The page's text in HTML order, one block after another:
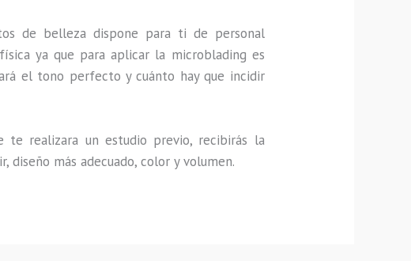
de belleza dispone para ti de personal
ya que para aplicar la microblading es
el tono perfecto y cuánto hay que incidir
te realizara un estudio previo, recibirás la
más adecuado, color y volumen.